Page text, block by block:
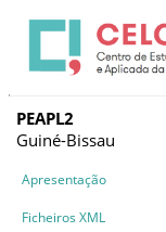
PEAPL2
Guiné-Bissau
Apresentação
Ficheiros XML